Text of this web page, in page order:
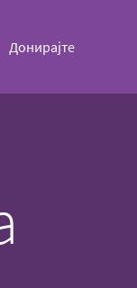
Донирајте